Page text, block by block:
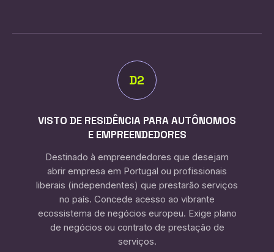
D2
VISTO DE RESIDÊNCIA PARA AUTÔNOMOS
E EMPREENDEDORES
Destinado à empreendedores que desejam
abrir empresa em Portugal ou profissionais
liberais (independentes) que prestarão serviços
no país. Concede acesso ao vibrante
ecossistema de negócios europeu. Exige plano
de negócios ou contrato de prestação de
serviços.